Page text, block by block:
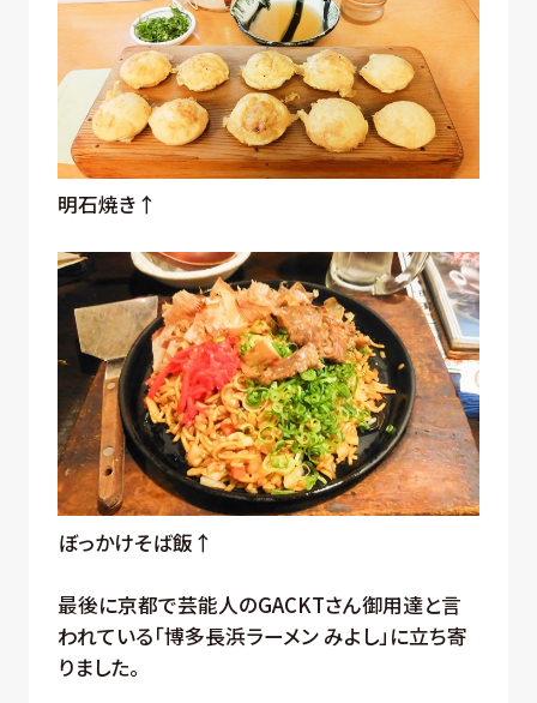
明石焼き↑
ぼっかけそば飯↑
最後に京都で芸能人のGACKTさん御用達と言
われている「博多長浜ラーメン みよし」に立ち寄
りました。